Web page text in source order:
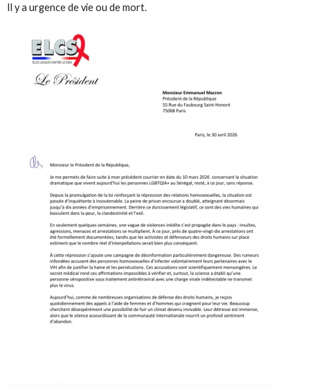
Il y a urgence de vie ou de mort.